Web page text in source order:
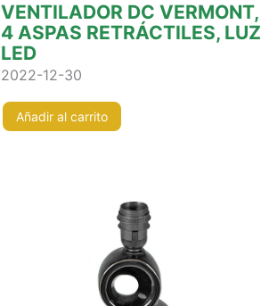
VENTILADOR DC VERMONT,
4 ASPAS RETRÁCTILES, LUZ
LED
2022-12-30
Añadir al carrito